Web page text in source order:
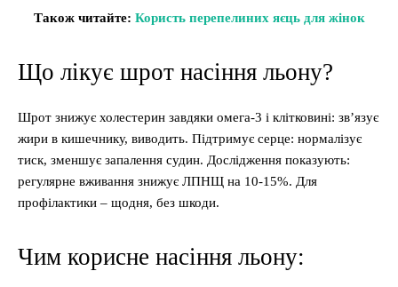
Також читайте: Користь перепелиних яєць для жінок
Що лікує шрот насіння льону?
Шрот знижує холестерин завдяки омега-3 і клітковині: зв’язує
жири в кишечнику, виводить. Підтримує серце: нормалізує
тиск, зменшує запалення судин. Дослідження показують:
регулярне вживання знижує ЛПНЩ на 10-15%. Для
профілактики – щодня, без шкоди.
Чим корисне насіння льону: